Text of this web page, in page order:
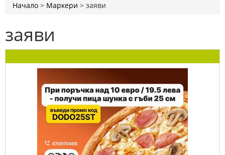
Начало > Маркери > заяви
заяви